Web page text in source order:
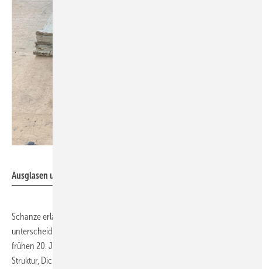
Ausglasen und Entfernen von Kittresten in Handarbeit.
Schanze erläutert: „Die in diesem Fall mundgeblasenen Scheiben
unterscheiden sich deutlich von den gezogenen Industriegläsern des
frühen 20. Jahrhunderts – in ihrer Materialzusammensetzung,
Struktur, Dicke, Oberflächenbeschaffenheit und ihrem